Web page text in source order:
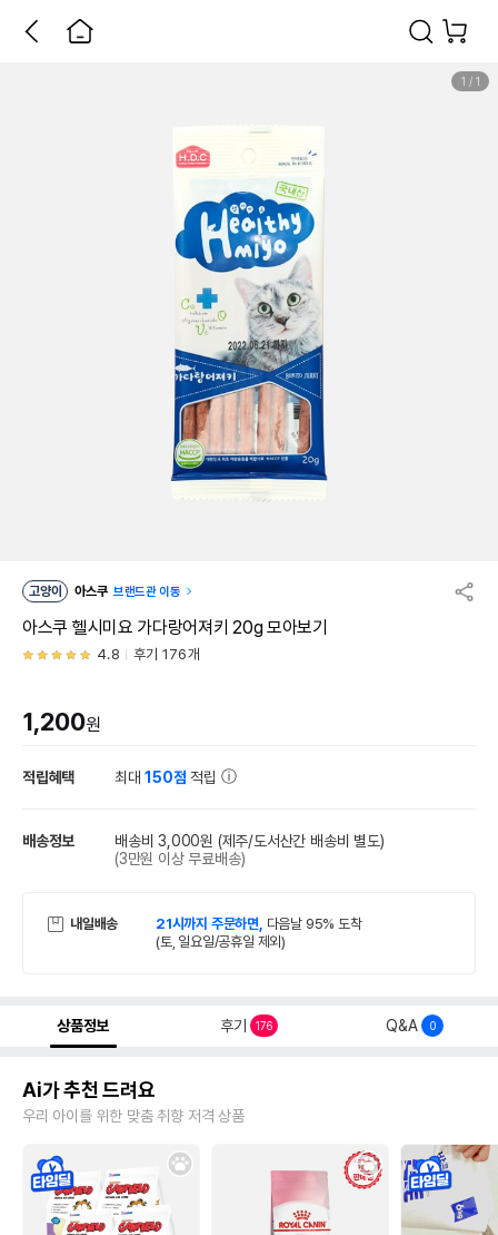
1 / 1
고양이 아스쿠 브랜드관 이동
아스쿠 헬시미요 가다랑어져키 20g 모아보기
4.8 후기 176개
1,200원
적립혜택 최대150점 적립
배송정보 배송비 3,000원 (제주/도서산간 배송비 별도)
(3만원 이상 무료배송)
내일배송 21시까지 주문하면, 다음날 95% 도착
(토, 일요일/공휴일 제외)
상품정보 후기 176 Q&A 0
Ai가 추천 드려요
우리 아이를 위한 맞춤 취향 저격 상품